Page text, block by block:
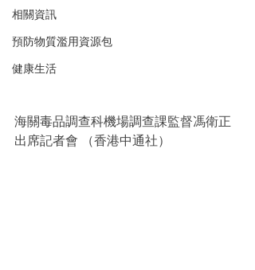
相關資訊
預防物質濫用資源包
健康生活
海關毒品調查科機場調查課監督馮衛正
出席記者會 （香港中通社）